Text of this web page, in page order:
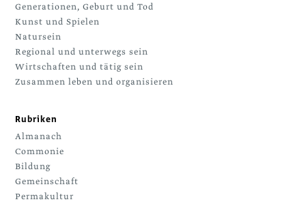
Generationen, Geburt und Tod
Kunst und Spielen
Natursein
Regional und unterwegs sein
Wirtschaften und tätig sein
Zusammen leben und organisieren
Rubriken
Almanach
Commonie
Bildung
Gemeinschaft
Permakultur